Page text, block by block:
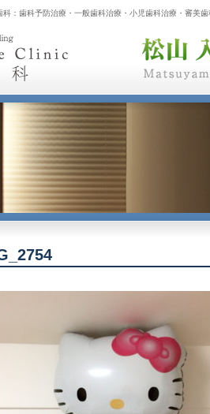
：歯科予防治療・一般歯科治療・小児歯科治療・審美